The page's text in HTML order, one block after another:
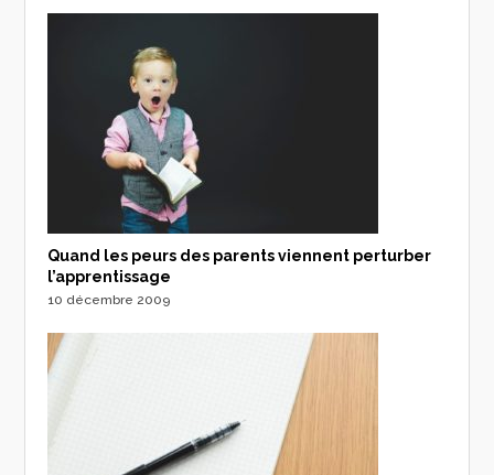
Quand les peurs des parents viennent perturber
l’apprentissage
10 décembre 2009